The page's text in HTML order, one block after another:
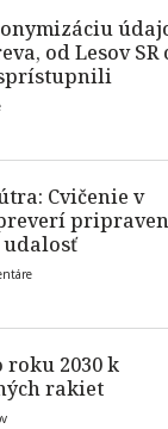
od Lesov SR
Cvičenie v
2030 k
rakiet